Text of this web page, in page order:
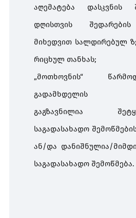
აღემატება
დასკვნის
დღისთვის
შედარების
მიხედვით სალდირებულ
რიცხულ თანხას;
„მოთხოვნის“
გადამხდელის
გაგზავნილია
საგადასახადო
ან/და დანიშნულია/
საგადასახადო შემოწმება.